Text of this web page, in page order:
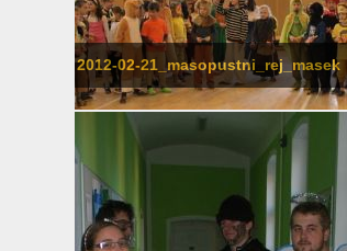
2012-02-21_masopustni_rej_masek